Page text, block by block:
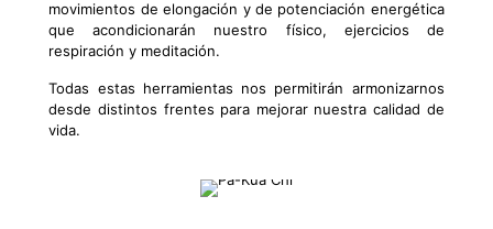
movimientos de elongación y de potenciación energética
que acondicionarán nuestro físico, ejercicios de
respiración y meditación.
Todas estas herramientas nos permitirán armonizarnos
desde distintos frentes para mejorar nuestra calidad de
vida.